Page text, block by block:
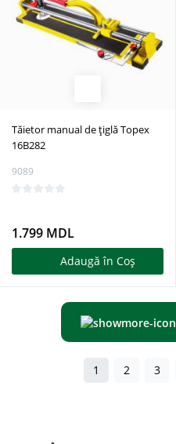
Tăietor manual de țiglă Topex
16B282
9089
1.799 MDL
Adaugă în Coş
1 2 3